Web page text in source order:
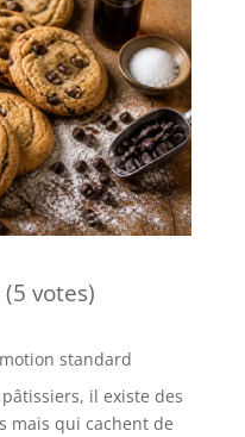
votes)
il existe des
mais qui cachent de